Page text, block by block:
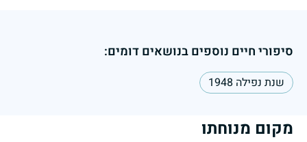
סיפורי חיים נוספים בנושאים דומים:
שנת נפילה 1948
מקום מנוחתו